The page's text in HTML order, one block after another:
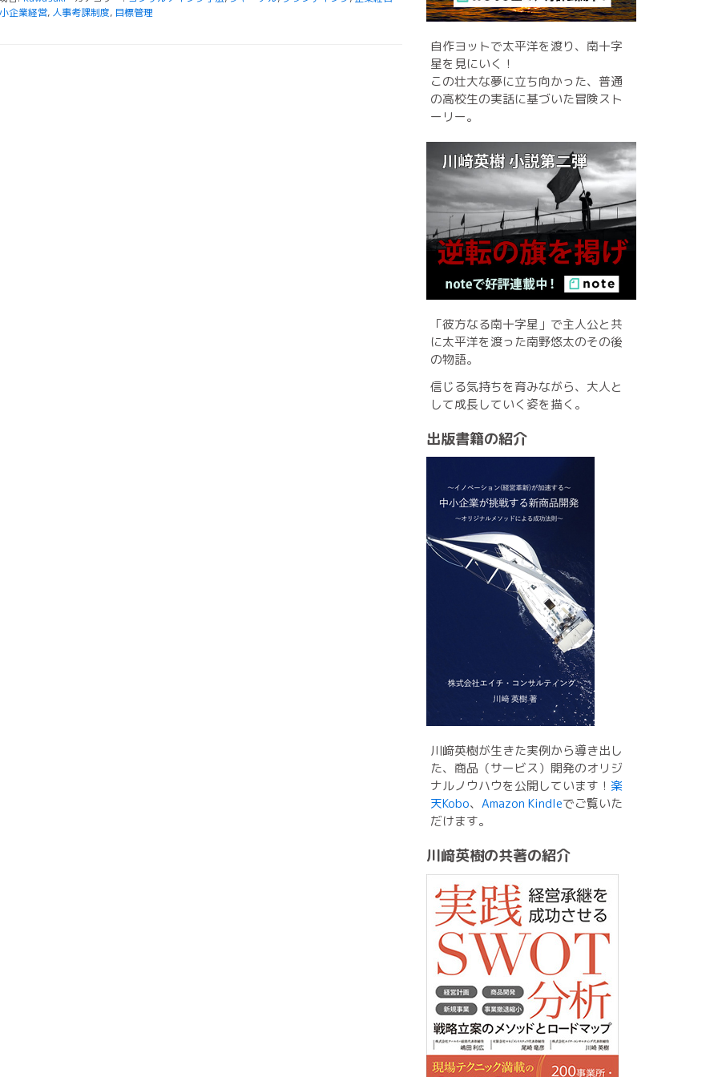
企業経営, 人事考課制度, 目標管理
自作ヨットで太平洋を渡り、南十字
星を見にいく！
この壮大な夢に立ち向かった、普通
の高校生の実話に基づいた冒険スト
ーリー。
「彼方なる南十字星」で主人公と共
に太平洋を渡った南野悠太のその後
の物語。
信じる気持ちを育みながら、大人と
して成長していく姿を描く。
出版書籍の紹介
川﨑英樹が生きた実例から導き出し
た、商品（サービス）開発のオリジ
ナルノウハウを公開しています！ 楽
天Kobo、 Amazon Kindleでご覧いた
だけます。
川﨑英樹の共著の紹介